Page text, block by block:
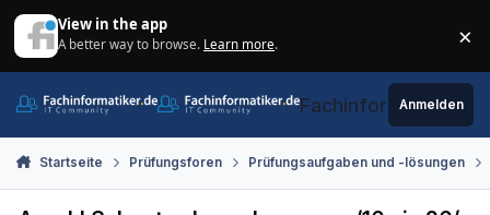
View in the app
A better way to browse. Learn more. ×
Fachinformatiker.de
Anmelden
Startseite Prüfungsforen Prüfungsaufgaben und -lösungen